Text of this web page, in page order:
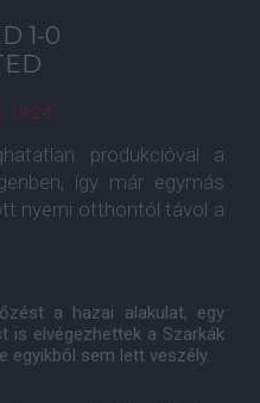
1-0
19:24
produkcióval a
így már egymás
nyerni otthontól távol a
a hazai alakulat, egy
is elvégezhettek a Szarkák
egyikből sem lett veszély.